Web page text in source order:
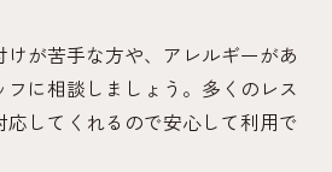
が苦手な方や、アレルギーがあ
に相談しましょう。多くのレス
応してくれるので安心して利用で